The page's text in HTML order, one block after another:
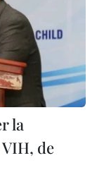
la
de